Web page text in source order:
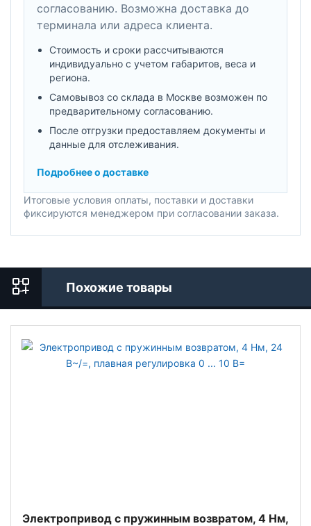
согласованию. Возможна доставка до
терминала или адреса клиента.
Стоимость и сроки рассчитываются
индивидуально с учетом габаритов, веса и
региона.
Самовывоз со склада в Москве возможен по
предварительному согласованию.
После отгрузки предоставляем документы и
данные для отслеживания.
Подробнее о доставке
Итоговые условия оплаты, поставки и доставки
фиксируются менеджером при согласовании заказа.
Похожие товары
Электропривод с пружинным возвратом, 4 Нм,